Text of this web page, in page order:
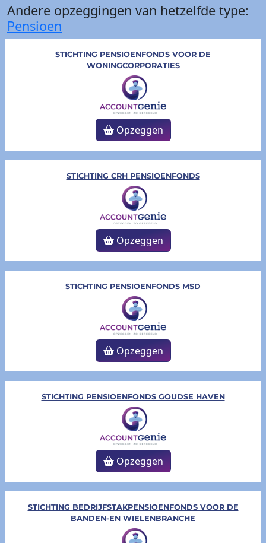
Andere opzeggingen van hetzelfde type:
Pensioen
STICHTING PENSIOENFONDS VOOR DE
WONINGCORPORATIES
Opzeggen
STICHTING CRH PENSIOENFONDS
Opzeggen
STICHTING PENSIOENFONDS MSD
Opzeggen
STICHTING PENSIOENFONDS GOUDSE HAVEN
Opzeggen
STICHTING BEDRIJFSTAKPENSIOENFONDS VOOR DE
BANDEN-EN WIELENBRANCHE